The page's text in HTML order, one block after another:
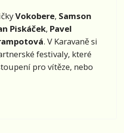
Vokobere, Samson
Piskáček, Pavel
. V Karavaně si
festivaly, které
pro vítěze, nebo